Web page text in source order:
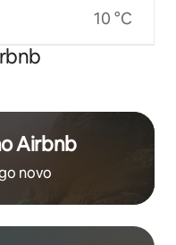
10 °C
Airbnb
novo